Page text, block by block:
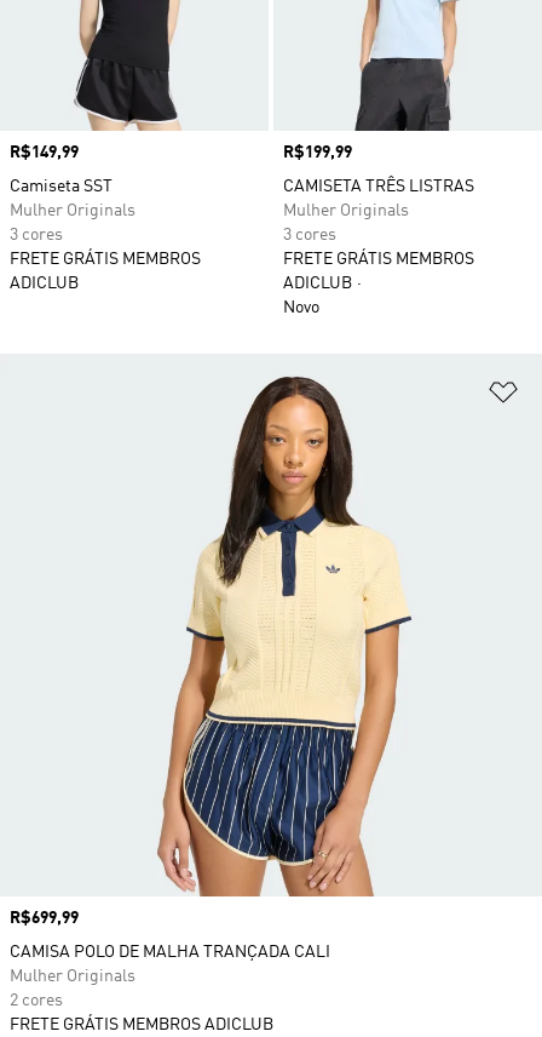
Preço
R$149,99
Camiseta SST
Mulher Originals
3 cores
FRETE GRÁTIS MEMBROS
ADICLUB
Preço
R$199,99
CAMISETA TRÊS LISTRAS
Mulher Originals
3 cores
FRETE GRÁTIS MEMBROS
ADICLUB
Novo
Preço
R$699,99
CAMISA POLO DE MALHA TRANÇADA CALI
Mulher Originals
2 cores
FRETE GRÁTIS MEMBROS ADICLUB